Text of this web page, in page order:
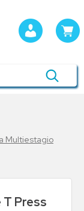
Multiestagio
T Press